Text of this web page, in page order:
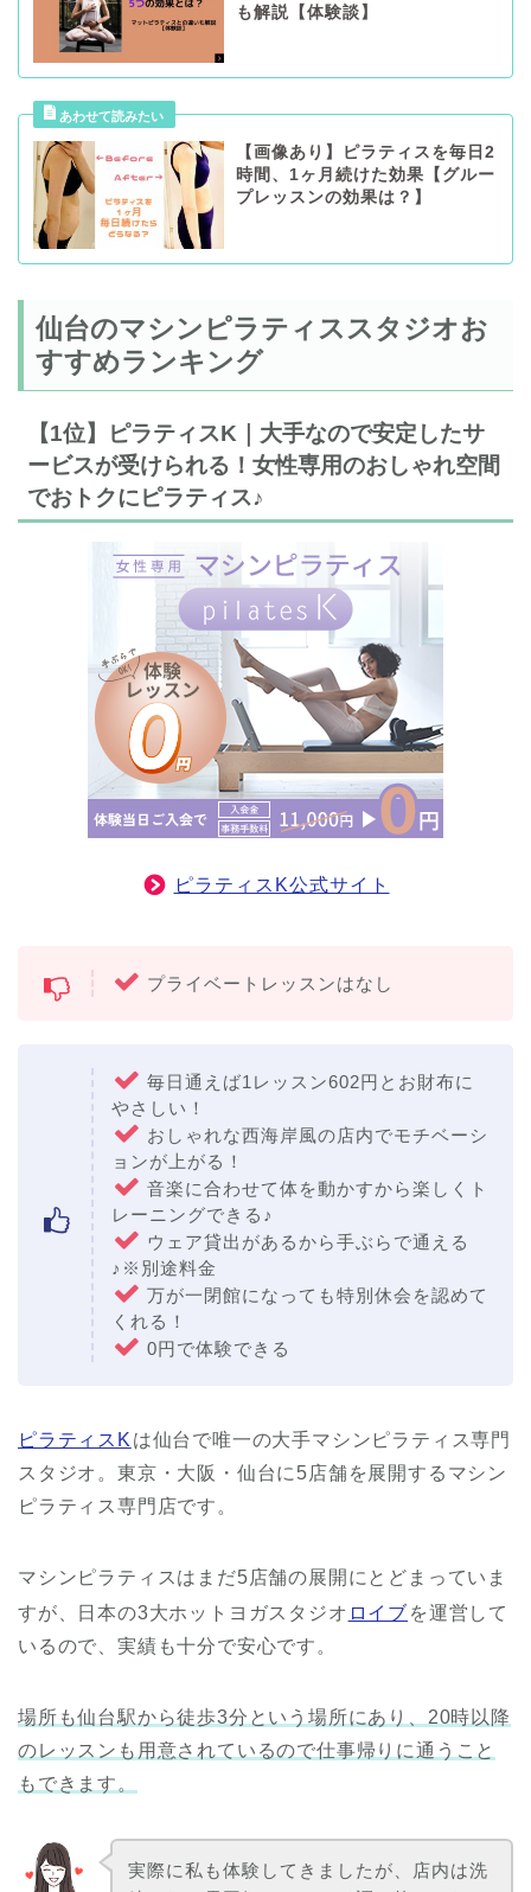
も解説【体験談】
【画像あり】ピラティスを毎日2
時間、1ヶ月続けた効果【グルー
プレッスンの効果は？】
仙台のマシンピラティススタジオお
すすめランキング
【1位】ピラティスK｜大手なので安定したサ
ービスが受けられる！女性専用のおしゃれ空間
でおトクにピラティス♪
ピラティスK公式サイト
プライベートレッスンはなし
毎日通えば1レッスン602円とお財布に
やさしい！
おしゃれな西海岸風の店内でモチベーシ
ョンが上がる！
音楽に合わせて体を動かすから楽しくト
レーニングできる♪
ウェア貸出があるから手ぶらで通える
♪※別途料金
万が一閉館になっても特別休会を認めて
くれる！
0円で体験できる
ピラティスK は仙台で唯一の大手マシンピラティス専門
スタジオ。東京・大阪・仙台に5店舗を展開するマシン
ピラティス専門店です。
マシンピラティスはまだ5店舗の展開にとどまっていま
すが、日本の3大ホットヨガスタジオ ロイブ を運営して
いるので、実績も十分で安心です。
場所も仙台駅から徒歩3分という場所にあり、20時以降
のレッスンも用意されているので仕事帰りに通うこと
もできます。
実際に私も体験してきましたが、店内は洗